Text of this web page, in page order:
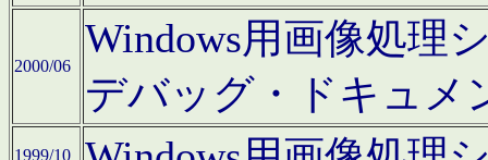
2000/06
Windows用画像処理
デバッグ・ドキュメ
1999/10